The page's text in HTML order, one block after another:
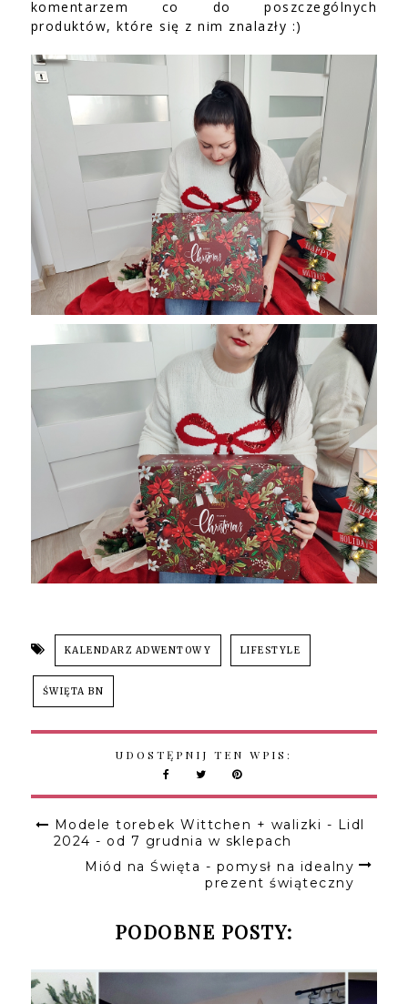
komentarzem co do poszczególnych
produktów, które się z nim znalazły :)
KALENDARZ ADWENTOWY LIFESTYLE
ŚWIĘTA BN
UDOSTĘPNIJ TEN WPIS:
Modele torebek Wittchen + walizki - Lidl
2024 - od 7 grudnia w sklepach
Miód na Święta - pomysł na idealny
prezent świąteczny
PODOBNE POSTY: